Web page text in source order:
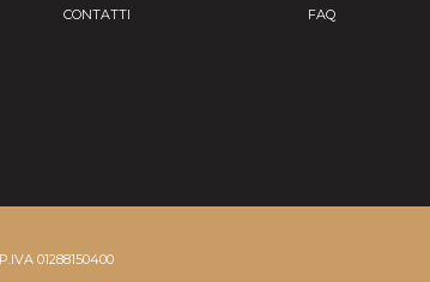
CONTATTI
FAQ
01288150400